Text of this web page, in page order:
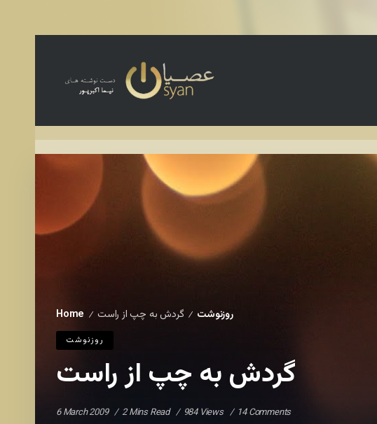
Home / روزنوشت / گردش به چپ از راست
روزنوشت
گردش به چپ از راست
6 March 2009 2 Mins Read 984 Views 14 Comments